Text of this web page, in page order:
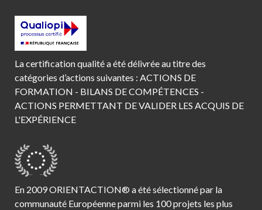
La certification qualité a été délivrée au titre des
catégories d’actions suivantes : ACTIONS DE
FORMATION - BILANS DE COMPÉTENCES -
ACTIONS PERMETTANT DE VALIDER LES ACQUIS DE
L'EXPÉRIENCE
En 2009 ORIENTACTION® a été sélectionné par la
communauté Européenne parmi les 100 projets les plus